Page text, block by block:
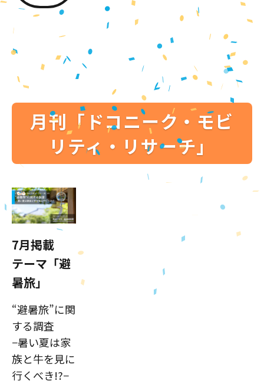
月刊「ドコニーク・モビ
リティ・リサーチ」
7月掲載
テーマ「避
暑旅」
“避暑旅”に関
する調査
−暑い夏は家
族と牛を見に
行くべき!?−